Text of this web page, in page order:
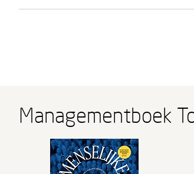
Managementboek